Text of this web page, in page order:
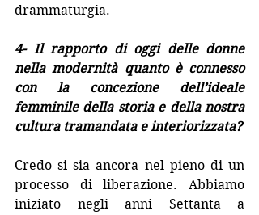
drammaturgia.
4- Il rapporto di oggi delle donne
nella modernità quanto è connesso
con la concezione dell’ideale
femminile della storia e della nostra
cultura tramandata e interiorizzata?
Credo si sia ancora nel pieno di un
processo di liberazione. Abbiamo
iniziato negli anni Settanta a